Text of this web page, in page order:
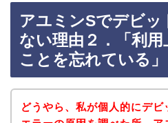
アユミンSでデビッ
ない理由２．「利
ことを忘れている」
どうやら、私が個人的にデビ